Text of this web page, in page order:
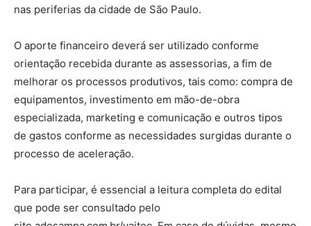
nas periferias da cidade de São Paulo.
O aporte financeiro deverá ser utilizado conforme
orientação recebida durante as assessorias, a fim de
melhorar os processos produtivos, tais como: compra de
equipamentos, investimento em mão-de-obra
especializada, marketing e comunicação e outros tipos
de gastos conforme as necessidades surgidas durante o
processo de aceleração.
Para participar, é essencial a leitura completa do edital
que pode ser consultado pelo